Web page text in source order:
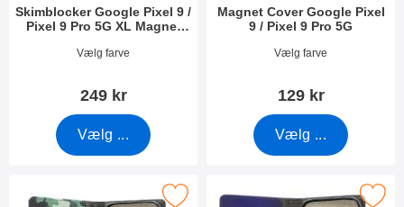
Skimblocker Google Pixel 9 /
Pixel 9 Pro 5G XL Magnet
Varenr 51523Vælg farve
249 kr
Vælg ...
Magnet Cover Google Pixel
9 / Pixel 9 Pro 5G
Varenr 51525Vælg farve
129 kr
Vælg ...
Google Pixel 9 / Pixel 9 Pro 5G Mobilcover Design som
Marker skimblocker Google Pixel 9 / Pixel 9